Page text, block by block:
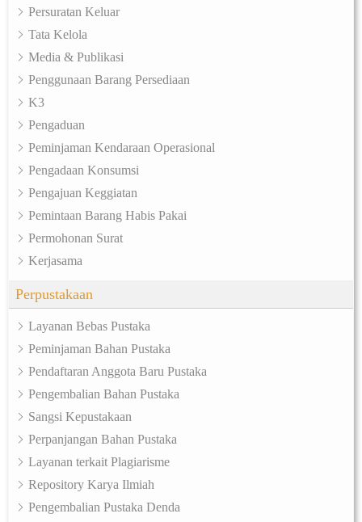
Persuratan Keluar
Tata Kelola
Media & Publikasi
Penggunaan Barang Persediaan
K3
Pengaduan
Peminjaman Kendaraan Operasional
Pengadaan Konsumsi
Pengajuan Keggiatan
Pemintaan Barang Habis Pakai
Permohonan Surat
Kerjasama
Perpustakaan
Layanan Bebas Pustaka
Peminjaman Bahan Pustaka
Pendaftaran Anggota Baru Pustaka
Pengembalian Bahan Pustaka
Sangsi Kepustakaan
Perpanjangan Bahan Pustaka
Layanan terkait Plagiarisme
Repository Karya Ilmiah
Pengembalian Pustaka Denda